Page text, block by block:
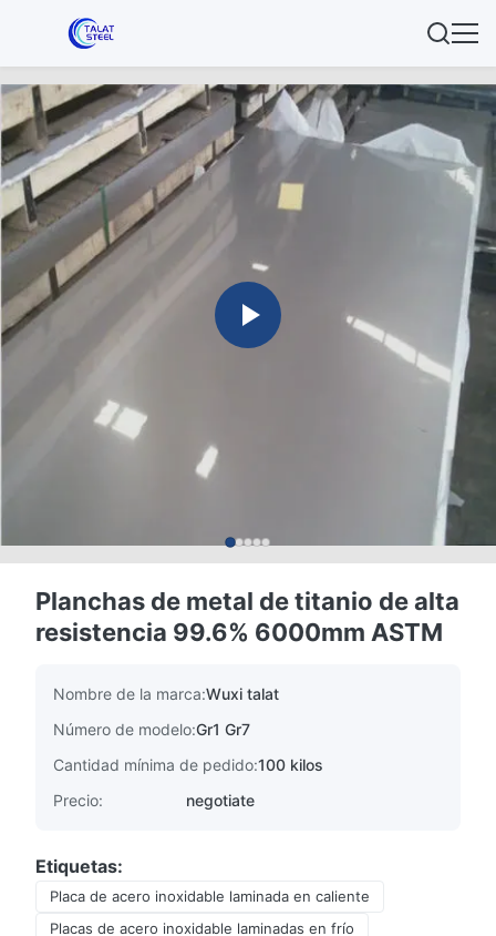
Planchas de metal de titanio de alta
resistencia 99.6% 6000mm ASTM
Nombre de la marca:Wuxi talat
Número de modelo:Gr1 Gr7
Cantidad mínima de pedido:100 kilos
Precio:
negotiate
Etiquetas:
Placa de acero inoxidable laminada en caliente
Placas de acero inoxidable laminadas en frío